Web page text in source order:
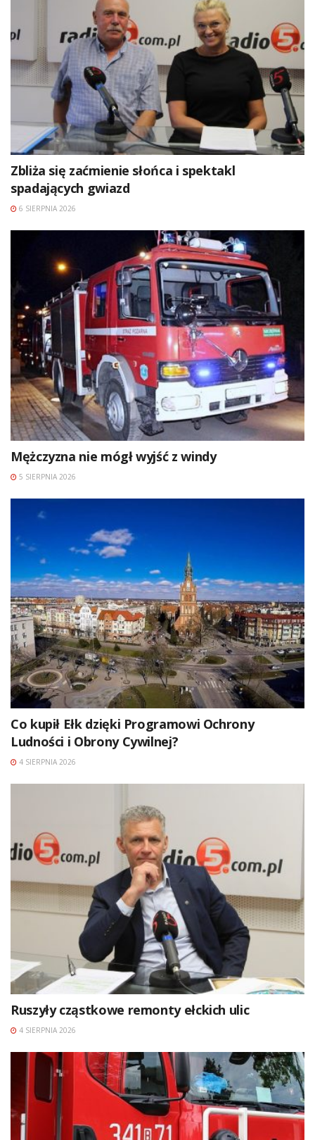
Zbliża się zaćmienie słońca i spektakl
spadających gwiazd
6 SIERPNIA 2026
Mężczyzna nie mógł wyjść z windy
5 SIERPNIA 2026
Co kupił Ełk dzięki Programowi Ochrony
Ludności i Obrony Cywilnej?
4 SIERPNIA 2026
Ruszyły cząstkowe remonty ełckich ulic
4 SIERPNIA 2026